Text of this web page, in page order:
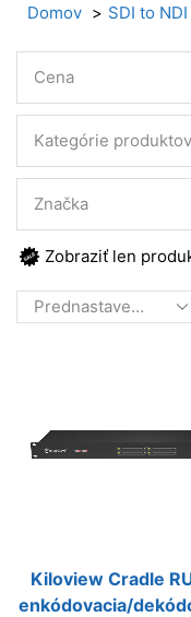
Domov SDI to NDI
Cena
Kategórie produktov
Značka
Zobraziť len
Kiloview Cradle
enkódovacia/